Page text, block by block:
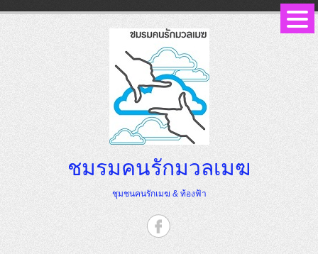
ชมรมคนรักมวลเมฆ
ชุมชนคนรักเมฆ & ท้องฟ้า